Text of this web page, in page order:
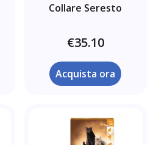
Collare Seresto
€35.10
Acquista ora